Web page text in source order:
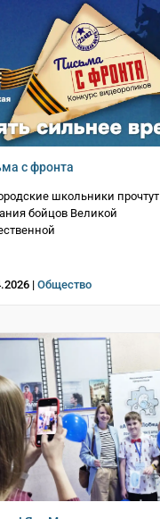
с фронта
школьники прочтут
бойцов Великой
|Общество